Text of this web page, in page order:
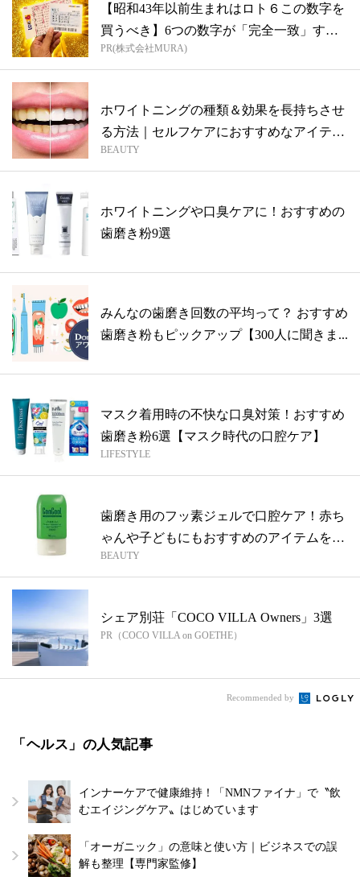
【昭和43年以前生まれはロト６この数字を
買うべき】6つの数字が「完全一致」する
方...
PR(株式会社MURA)
ホワイトニングの種類＆効果を長持ちさせ
る方法｜セルフケアにおすすめなアイテム
も
BEAUTY
ホワイトニングや口臭ケアに！おすすめの
歯磨き粉9選
みんなの歯磨き回数の平均って？ おすすめ
歯磨き粉もピックアップ【300人に聞きま...
マスク着用時の不快な口臭対策！おすすめ
歯磨き粉6選【マスク時代の口腔ケア】
LIFESTYLE
歯磨き用のフッ素ジェルで口腔ケア！赤ち
ゃんや子どもにもおすすめのアイテムをご
紹介
BEAUTY
シェア別荘「COCO VILLA Owners」3選
PR（COCO VILLA on GOETHE）
Recommended by
「ヘルス」の人気記事
インナーケアで健康維持！「NMNファイナ」で〝飲
むエイジングケア〟はじめています
「オーガニック」の意味と使い方｜ビジネスでの誤
解も整理【専門家監修】